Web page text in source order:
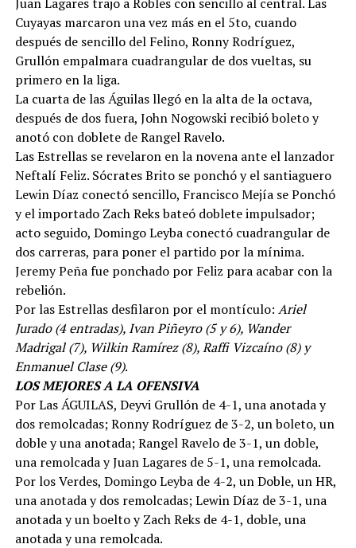
Cuyayas marcaron una vez más en el 5to, cuando
después de sencillo del Felino, Ronny Rodríguez,
Grullón empalmara cuadrangular de dos vueltas, su
primero en la liga.
La cuarta de las Águilas llegó en la alta de la octava,
después de dos fuera, John Nogowski recibió boleto y
anotó con doblete de Rangel Ravelo.
Las Estrellas se revelaron en la novena ante el lanzador
Neftalí Feliz. Sócrates Brito se ponchó y el santiaguero
Lewin Díaz conectó sencillo, Francisco Mejía se Ponchó
y el importado Zach Reks bateó doblete impulsador;
acto seguido, Domingo Leyba conectó cuadrangular de
dos carreras, para poner el partido por la mínima.
Jeremy Peña fue ponchado por Feliz para acabar con la
rebelión.
Por las Estrellas desfilaron por el montículo: Ariel
Jurado (4 entradas), Ivan Piñeyro (5 y 6), Wander
Madrigal (7), Wilkin Ramírez (8), Raffi Vizcaíno (8) y
Enmanuel Clase (9).
LOS MEJORES A LA OFENSIVA
Por Las ÁGUILAS, Deyvi Grullón de 4-1, una anotada y
dos remolcadas; Ronny Rodríguez de 3-2, un boleto, un
doble y una anotada; Rangel Ravelo de 3-1, un doble,
una remolcada y Juan Lagares de 5-1, una remolcada.
Por los Verdes, Domingo Leyba de 4-2, un Doble, un HR,
una anotada y dos remolcadas; Lewin Díaz de 3-1, una
anotada y un boelto y Zach Reks de 4-1, doble, una
anotada y una remolcada.